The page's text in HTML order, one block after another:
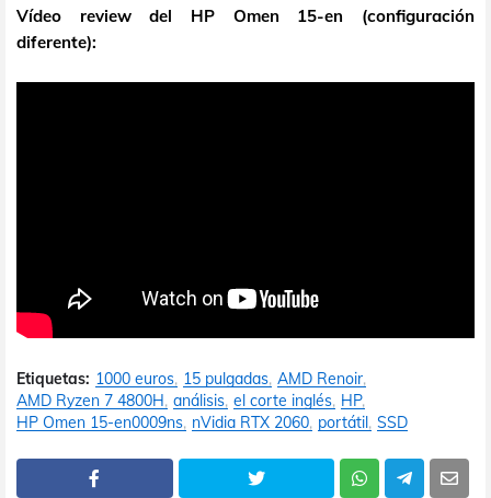
Vídeo review del HP Omen 15-en (configuración
diferente):
Etiquetas: 1000 euros 15 pulgadas AMD Renoir
AMD Ryzen 7 4800H análisis el corte inglés HP
HP Omen 15-en0009ns nVidia RTX 2060 portátil SSD